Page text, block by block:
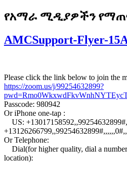
የአማራ ሚዲያዎችን
AMCSupport-Flyer-
Please click the link below to join the
https://zoom.us/j/99254632899?
Passcode: 980942
Or iPhone one-tap :
US:
Or Telephone:
Dial(for higher quality, dial a
location):